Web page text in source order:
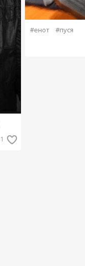
1
#енот #пуся